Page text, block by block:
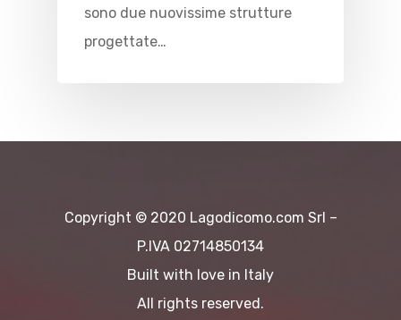
sono due nuovissime strutture
progettate…
Copyright © 2020 Lagodicomo.com Srl –
P.IVA 02714850134
Built with love in Italy
All rights reserved.